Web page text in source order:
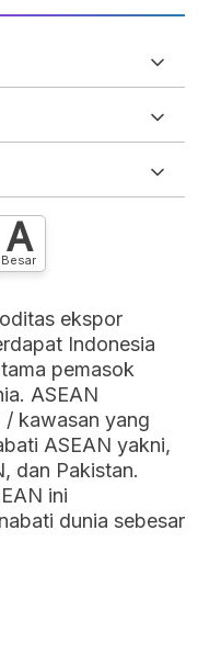
A
Besar
ekspor
Indonesia
pemasok
ASEAN
/ kawasan yang
ASEAN yakni,
dan Pakistan.
ini
dunia sebesar